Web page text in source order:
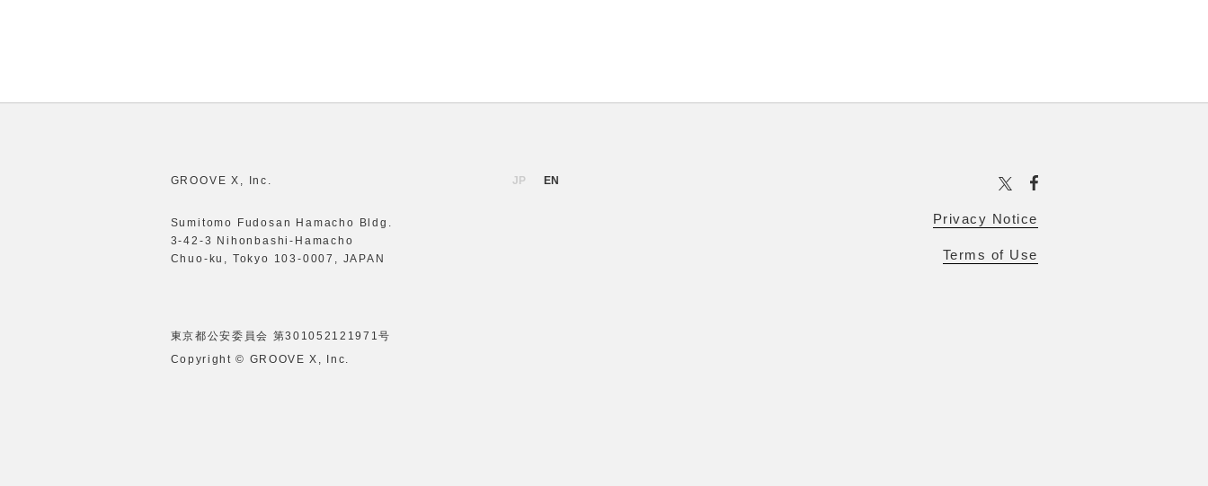
GROOVE X, Inc. JP EN
Sumitomo Fudosan Hamacho Bldg.
3-42-3 Nihonbashi-Hamacho
Chuo-ku, Tokyo 103-0007, JAPAN
Privacy Notice
Terms of Use
東京都公安委員会 第301052121971号
Copyright © GROOVE X, Inc.